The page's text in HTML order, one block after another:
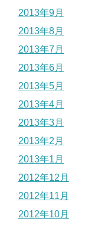
2013年9月
2013年8月
2013年7月
2013年6月
2013年5月
2013年4月
2013年3月
2013年2月
2013年1月
2012年12月
2012年11月
2012年10月